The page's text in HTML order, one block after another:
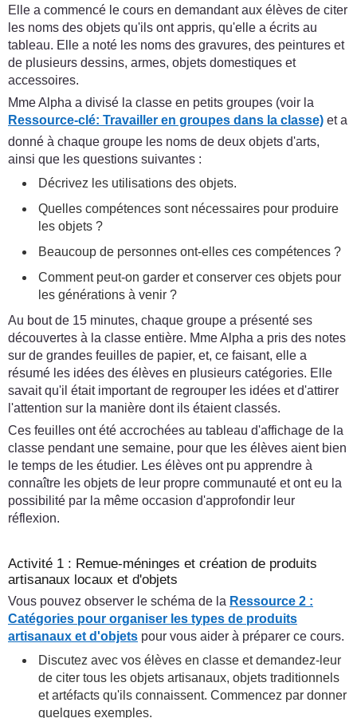
Elle a commencé le cours en demandant aux élèves de citer
les noms des objets qu'ils ont appris, qu'elle a écrits au
tableau. Elle a noté les noms des gravures, des peintures et
de plusieurs dessins, armes, objets domestiques et
accessoires.
Mme Alpha a divisé la classe en petits groupes (voir la
Ressource-clé: Travailler en groupes dans la classe) et a
donné à chaque groupe les noms de deux objets d'arts,
ainsi que les questions suivantes :
Décrivez les utilisations des objets.
Quelles compétences sont nécessaires pour produire
les objets ?
Beaucoup de personnes ont-elles ces compétences ?
Comment peut-on garder et conserver ces objets pour
les générations à venir ?
Au bout de 15 minutes, chaque groupe a présenté ses
découvertes à la classe entière. Mme Alpha a pris des notes
sur de grandes feuilles de papier, et, ce faisant, elle a
résumé les idées des élèves en plusieurs catégories. Elle
savait qu'il était important de regrouper les idées et d'attirer
l'attention sur la manière dont ils étaient classés.
Ces feuilles ont été accrochées au tableau d'affichage de la
classe pendant une semaine, pour que les élèves aient bien
le temps de les étudier. Les élèves ont pu apprendre à
connaître les objets de leur propre communauté et ont eu la
possibilité par la même occasion d'approfondir leur
réflexion.
Activité 1 : Remue-méninges et création de produits
artisanaux locaux et d'objets
Vous pouvez observer le schéma de la Ressource 2 :
Catégories pour organiser les types de produits
artisanaux et d'objets pour vous aider à préparer ce cours.
Discutez avec vos élèves en classe et demandez-leur
de citer tous les objets artisanaux, objets traditionnels
et artéfacts qu'ils connaissent. Commencez par donner
quelques exemples.